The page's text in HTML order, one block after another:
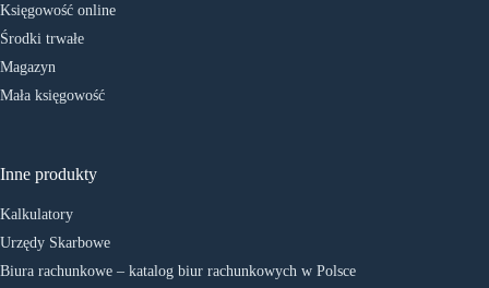
Księgowość online
Środki trwałe
Magazyn
Mała księgowość
Inne produkty
Kalkulatory
Urzędy Skarbowe
Biura rachunkowe – katalog biur rachunkowych w Polsce